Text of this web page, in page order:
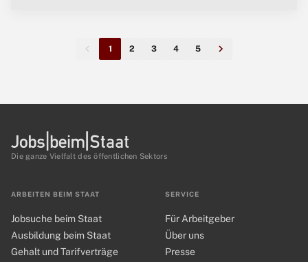
1 2 3 4 5
Die ganze Vielfalt des öffentlichen Sektors
ARBEITEN BEIM STAAT
Jobsuche beim Staat
Ausbildung beim Staat
Gehalt und Tarifverträge
SERVICE
Für Arbeitgeber
Über uns
Presse